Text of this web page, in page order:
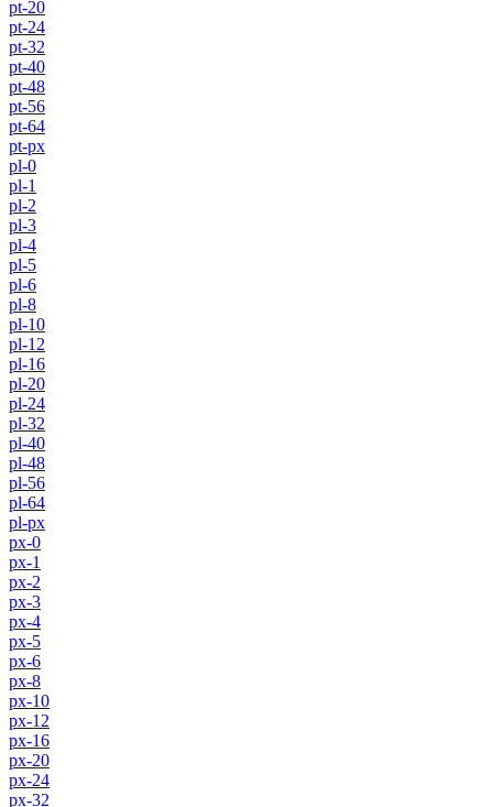
pt-20
pt-24
pt-32
pt-40
pt-48
pt-56
pt-64
pt-px
pl-0
pl-1
pl-2
pl-3
pl-4
pl-5
pl-6
pl-8
pl-10
pl-12
pl-16
pl-20
pl-24
pl-32
pl-40
pl-48
pl-56
pl-64
pl-px
px-0
px-1
px-2
px-3
px-4
px-5
px-6
px-8
px-10
px-12
px-16
px-20
px-24
px-32